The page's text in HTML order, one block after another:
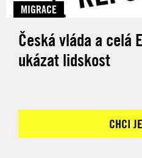
MIGRACE
Česká vláda a celá
ukázat lidskost
CHCI